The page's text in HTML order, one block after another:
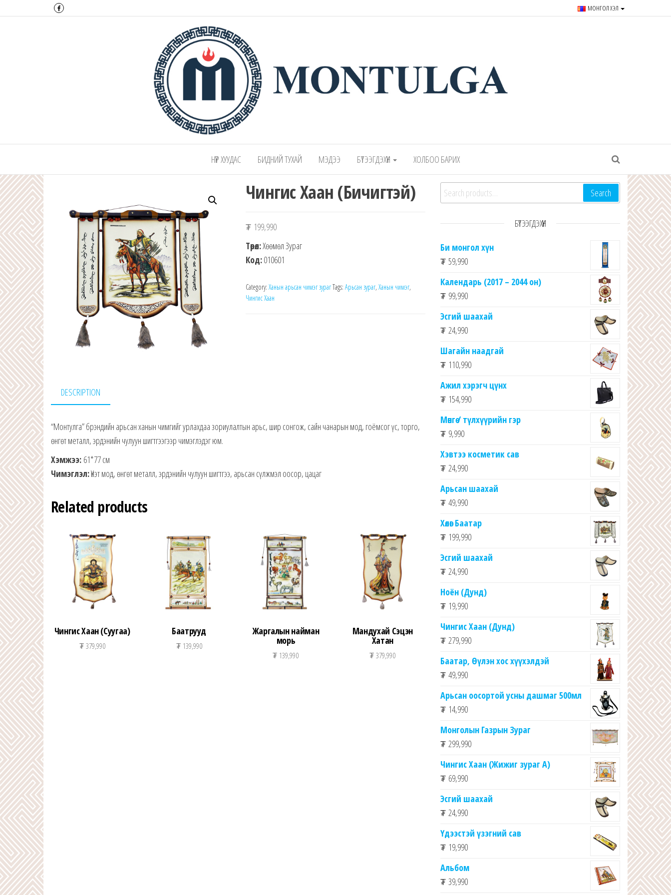
МОНГОЛ ХЭЛ
Монтулга ХХК – Montulga LLC
Mongolian leading manufacturer of leather souvenirs and goods since
НҮҮР ХУУДАС БИДНИЙ ТУХАЙ МЭДЭЭ БҮТЭЭГДЭХҮҮН ХОЛБОО БАРИХ
Чингис Хаан (Бичигтэй)
₮ 199,990
Төрөл:Хөөмөл Зураг
Код:010601
Category: Ханын арьсан чимэг зурагTags: Арьсан зураг, Ханын чимэг,
Чингис Хаан
DESCRIPTION
“Монтулга” брэндийн арьсан ханын чимгийг урлахдаа зориулалтын арьс, шир сонгож, сайн чанарын мод, гоёмсог үс, торго,
өнгөт металл, эрдэнийн чулуун шигтгээгээр чимэглэдэг юм.
Хэмжээ: 61*77 см
Чимэглэл:Үнэт мод, өнгөт металл, эрдэнийн чулуун шигтгээ, арьсан сүлжмэл оосор, цацаг
Related products
Чингис Хаан (Суугаа)
₮379,990
Баатрууд
₮139,990
Жаргалын найман
морь
₮ 139,990
Мандухай Сэцэн
Хатан
₮379,990
Search for: Search
БҮТЭЭГДЭХҮҮН
Би монгол хүн
₮ 59,990
Календарь (2017 – 2044 он)
₮ 99,990
Эсгий шаахай
₮ 24,990
Шагайн наадгай
₮ 110,990
Ажил хэрэгч цүнх
₮ 154,990
Мөнгө / түлхүүрийн гэр
₮ 9,990
Хэвтээ косметик сав
₮ 24,990
Арьсан шаахай
₮ 49,990
Хөлөг Баатар
₮ 199,990
Эсгий шаахай
₮ 24,990
Ноён (Дунд)
₮ 19,990
Чингис Хаан (Дунд)
₮ 279,990
Баатар, Өүлэн хос хүүхэлдэй
₮ 49,990
Арьсан оосортой усны дашмаг 500мл
₮ 14,990
Монголын Газрын Зураг
₮ 299,990
Чингис Хаан (Жижиг зураг А)
₮ 69,990
Эсгий шаахай
₮ 24,990
Үдээстэй үзэгний сав
₮ 19,990
Альбом
₮ 39,990